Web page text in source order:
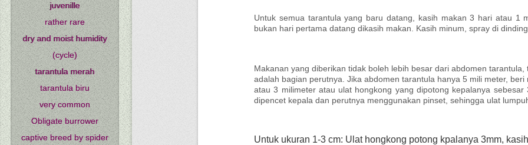
Untuk semua tarantula yang baru datang, kasih makan 3 hari atau 1
bukan hari pertama datang dikasih makan. Kasih minum, spray di
Makanan yang diberikan tidak boleh lebih besar dari abdomen
adalah bagian perutnya. Jika abdomen tarantula hanya 5 mili meter,
atau 3 milimeter atau ulat hongkong yang dipotong kepalanya
dipencet kepala dan perutnya menggunakan pinset, sehingga ulat
Untuk ukuran 1-3 cm: Ulat hongkong potong kpalanya 3mm,
juvenille
rather rare
dry and moist humidity
(cycle)
tarantula merah
tarantula biru
very common
Obligate burrower
captive breed by spider